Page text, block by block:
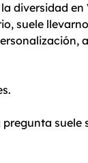
diversidad en
suele
pregunta suele